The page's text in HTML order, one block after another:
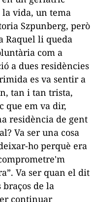
vida, un tema
Szpunberg, però
Raquel li queda
com a
a dues residències
es va sentir a
tan i tan trista,
que em va dir,
residència de gent
Va ser una cosa
ho perquè era
Va ser quan el dit
de la
continuar